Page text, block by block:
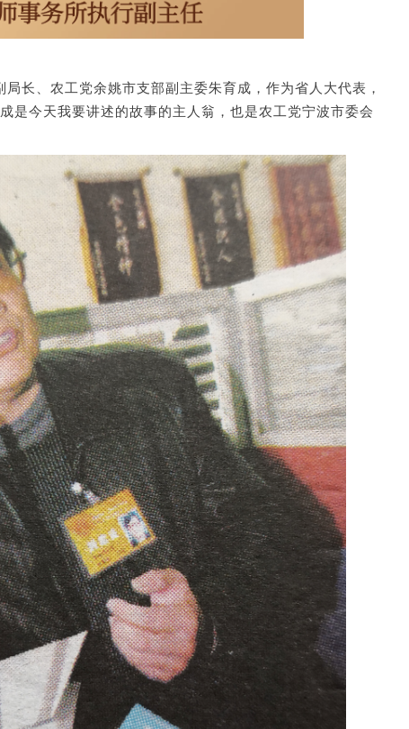
长、农工党余姚市支部副主委朱育成，作为省人大代表，
是今天我要讲述的故事的主人翁，也是农工党宁波市委会